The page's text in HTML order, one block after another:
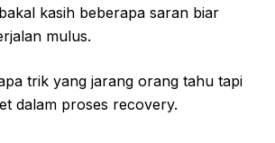
kasih beberapa saran biar
mulus.
trik yang jarang orang tahu tapi
dalam proses recovery.